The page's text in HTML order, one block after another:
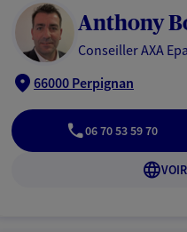
Anthony
Conseiller AXA
66000 Perpignan
06 70 53 59 70